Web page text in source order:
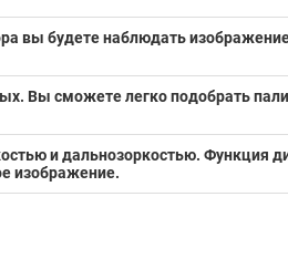
вы будете наблюдать
Вы сможете легко подобрать
и дальнозоркостью. Функция
изображение.